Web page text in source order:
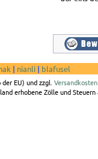
| nianli | blafusel
EU) und zzgl. Versandkosten
erhobene Zölle und